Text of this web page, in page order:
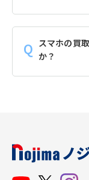
スマホの買
か？